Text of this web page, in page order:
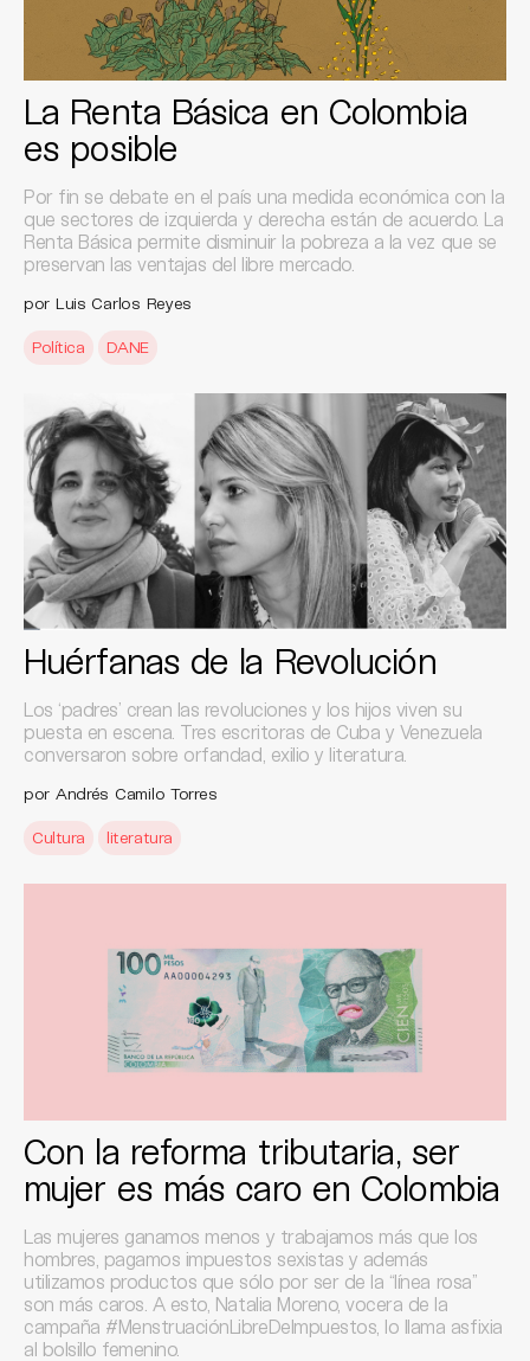
La Renta Básica en Colombia
es posible
Por fin se debate en el país una medida económica con la
que sectores de izquierda y derecha están de acuerdo. La
Renta Básica permite disminuir la pobreza a la vez que se
preservan las ventajas del libre mercado.
por Luis Carlos Reyes
Política DANE
Huérfanas de la Revolución
Los ‘padres’ crean las revoluciones y los hijos viven su
puesta en escena. Tres escritoras de Cuba y Venezuela
conversaron sobre orfandad, exilio y literatura.
por Andrés Camilo Torres
Cultura literatura
Con la reforma tributaria, ser
mujer es más caro en Colombia
Las mujeres ganamos menos y trabajamos más que los
hombres, pagamos impuestos sexistas y además
utilizamos productos que sólo por ser de la “línea rosa”
son más caros. A esto, Natalia Moreno, vocera de la
campaña #MenstruaciónLibreDeImpuestos, lo llama asfixia
al bolsillo femenino.